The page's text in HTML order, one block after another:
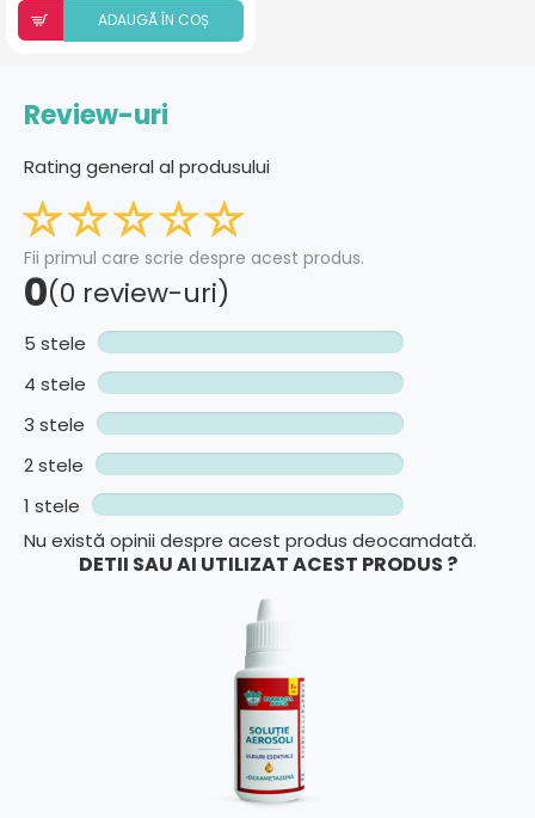
ADAUGÃ ÎN COȘ
Review-uri
Rating general al produsului
Fii primul care scrie despre acest produs.
0(0 review-uri)
5 stele
4 stele
3 stele
2 stele
1 stele
Nu există opinii despre acest produs deocamdată.
DETII SAU AI UTILIZAT ACEST PRODUS ?